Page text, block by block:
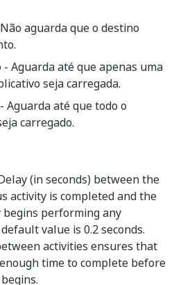
aguarda que o destino
- Aguarda até que apenas uma
seja carregada.
- Aguarda até que todo o
carregado.
(in seconds) between the
activity is completed and the
performing any
value is 0.2 seconds.
activities ensures that
time to complete before